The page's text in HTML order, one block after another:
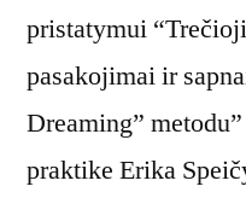
pristatymui
pasakojimai ir
Dreaming”
praktike Erika